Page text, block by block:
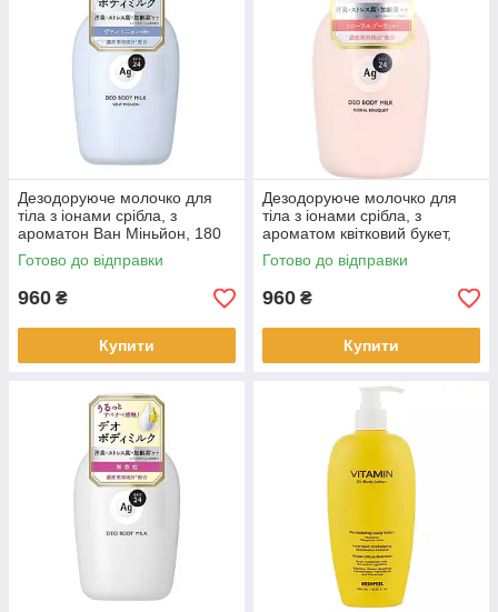
Дезодоруюче молочко для
тіла з іонами срібла, з
ароматон Ван Міньйон, 180
мл
Готово до відправки
960 ₴
Купити
Дезодоруюче молочко для
тіла з іонами срібла, з
ароматом квітковий букет,
180 мл
Готово до відправки
960 ₴
Купити